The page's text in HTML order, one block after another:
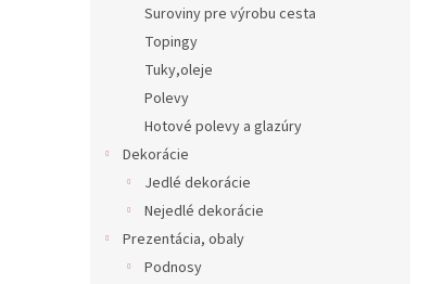
Suroviny pre výrobu cesta
Topingy
Tuky,oleje
Polevy
Hotové polevy a glazúry
Dekorácie
Jedlé dekorácie
Nejedlé dekorácie
Prezentácia, obaly
Podnosy